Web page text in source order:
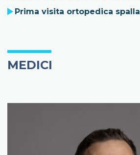
Prima visita ortopedica spalla
MEDICI